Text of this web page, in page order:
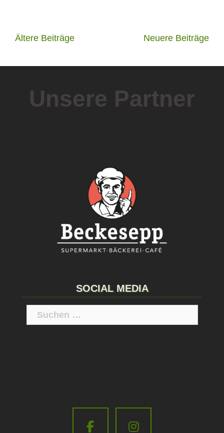
Beitragsnavigation
Ältere Beiträge Neuere Beiträge
Unsere Partner
SOCIAL MEDIA
Suchen
nach: